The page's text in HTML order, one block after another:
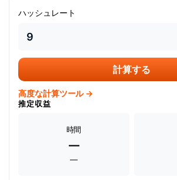
ハッシュレート
計算する
高度な計算ツール →
推定収益
時間
—
—